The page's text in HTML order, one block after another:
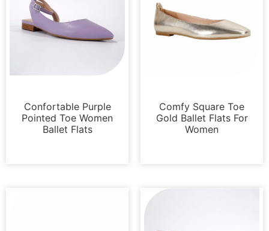
Confortable Purple
Pointed Toe Women
Ballet Flats
Comfy Square Toe
Gold Ballet Flats For
Women